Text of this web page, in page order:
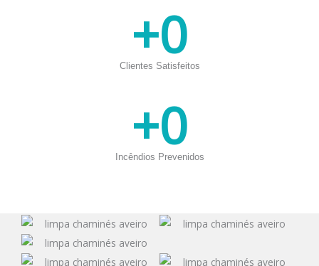
Clientes Satisfeitos
+0
Incêndios Prevenidos
+0